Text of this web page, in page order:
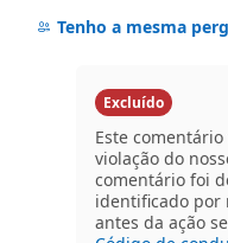
comentários
Tenho a mesma
Excluído
Este
violação do
comentário foi
identificado por
antes da ação